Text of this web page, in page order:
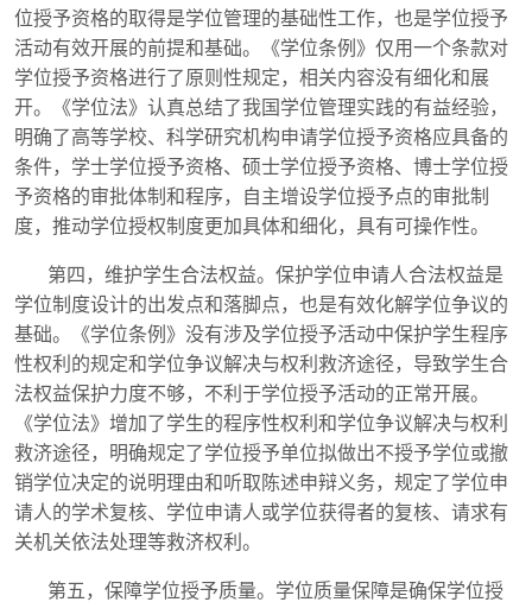
位授予资格的取得是学位管理的基础性工作，也是学位授予
活动有效开展的前提和基础。《学位条例》仅用一个条款对
学位授予资格进行了原则性规定，相关内容没有细化和展
开。《学位法》认真总结了我国学位管理实践的有益经验，
明确了高等学校、科学研究机构申请学位授予资格应具备的
条件，学士学位授予资格、硕士学位授予资格、博士学位授
予资格的审批体制和程序，自主增设学位授予点的审批制
度，推动学位授权制度更加具体和细化，具有可操作性。
第四，维护学生合法权益。保护学位申请人合法权益是
学位制度设计的出发点和落脚点，也是有效化解学位争议的
基础。《学位条例》没有涉及学位授予活动中保护学生程序
性权利的规定和学位争议解决与权利救济途径，导致学生合
法权益保护力度不够，不利于学位授予活动的正常开展。
《学位法》增加了学生的程序性权利和学位争议解决与权利
救济途径，明确规定了学位授予单位拟做出不授予学位或撤
销学位决定的说明理由和听取陈述申辩义务，规定了学位申
请人的学术复核、学位申请人或学位获得者的复核、请求有
关机关依法处理等救济权利。
第五，保障学位授予质量。学位质量保障是确保学位授